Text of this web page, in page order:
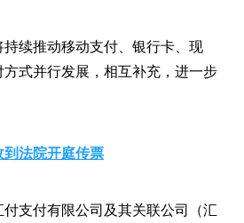
续推动移动支付、银行卡、现
式并行发展，相互补充，进一步
法院开庭传票
支付有限公司及其关联公司（汇